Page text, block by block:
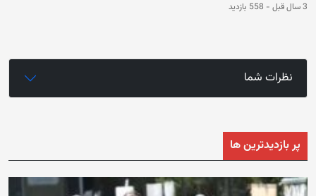
3 سال قبل - 558 بازدید
نظرات شما
پر بازدیدترین ها